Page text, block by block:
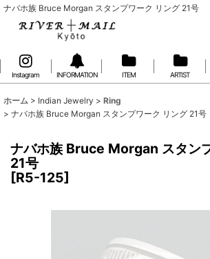
ナバホ族 Bruce Morgan スタンプワーク リング 21号
Instagram INFORMATION ITEM ARTIST
ホーム > Indian Jewelry > Ring
> ナバホ族 Bruce Morgan スタンプワーク リング 21号
ナバホ族 Bruce Morgan スタン
21号
[R5-125]